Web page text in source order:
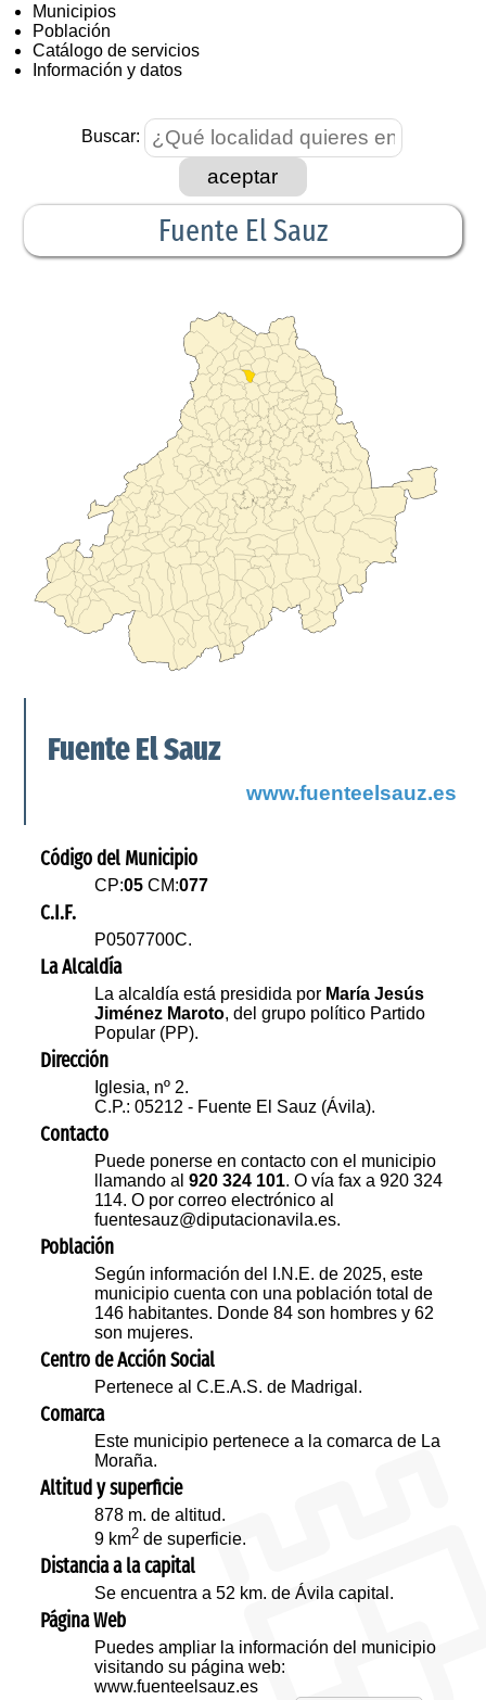
Municipios
Población
Catálogo de servicios
Información y datos
Buscar:
aceptar
Fuente El Sauz
Fuente El Sauz
www.fuenteelsauz.es
Código del Municipio
CP:05 CM:077
C.I.F.
P0507700C.
La Alcaldía
La alcaldía está presidida por María Jesús
Jiménez Maroto, del grupo político Partido
Popular (PP).
Dirección
Iglesia, nº 2.
C.P.: 05212 - Fuente El Sauz (Ávila).
Contacto
Puede ponerse en contacto con el municipio
llamando al920 324 101. O vía fax a 920 324
114. O por correo electrónico al
fuentesauz@diputacionavila.es.
Población
Según información del I.N.E. de 2025, este
municipio cuenta con una población total de
146 habitantes. Donde 84 son hombres y 62
son mujeres.
Centro de Acción Social
Pertenece al C.E.A.S. de Madrigal.
Comarca
Este municipio pertenece a la comarca de La
Moraña.
Altitud y superficie
878 m. de altitud.
9 km2 de superficie.
Distancia a la capital
Se encuentra a 52 km. de Ávila capital.
Página Web
Puedes ampliar la información del municipio
visitando su página web:
www.fuenteelsauz.es